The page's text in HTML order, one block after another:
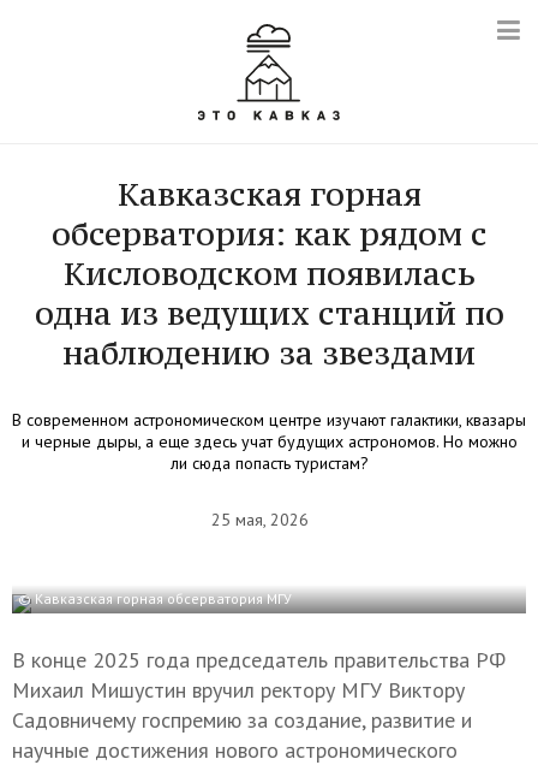
Кавказская горная
обсерватория: как рядом с
Кисловодском появилась
одна из ведущих станций по
наблюдению за звездами
В современном астрономическом центре изучают галактики, квазары
и черные дыры, а еще здесь учат будущих астрономов. Но можно
ли сюда попасть туристам?
25 мая, 2026
© Кавказская горная обсерватория МГУ
В конце 2025 года председатель правительства РФ
Михаил Мишустин вручил ректору МГУ Виктору
Садовничему госпремию за создание, развитие и
научные достижения нового астрономического